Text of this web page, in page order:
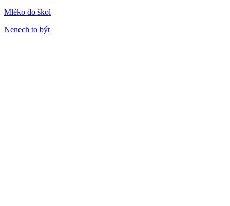
Mléko do škol
Nenech to být